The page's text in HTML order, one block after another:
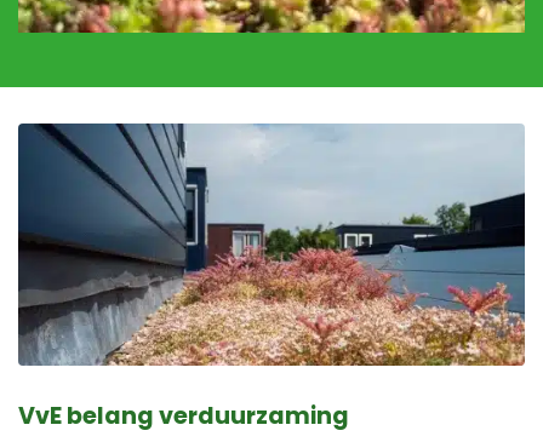
VvE belang verduurzaming